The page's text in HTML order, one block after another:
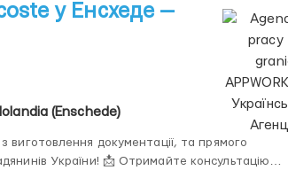
у Енсхеде —
(Enschede)
виготовлення документації, та прямого
консультацію